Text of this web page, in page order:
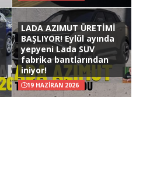
LADA AZIMUT ÜRETİMİ
BAŞLIYOR! Eylül ayında
yepyeni Lada SUV
fabrika bantlarından
iniyor!
19 HAZIRAN 2026